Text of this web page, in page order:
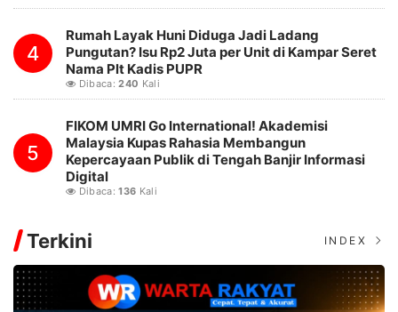
4
Rumah Layak Huni Diduga Jadi Ladang
Pungutan? Isu Rp2 Juta per Unit di Kampar Seret
Nama Plt Kadis PUPR
Dibaca:240 Kali
5
FIKOM UMRI Go International! Akademisi
Malaysia Kupas Rahasia Membangun
Kepercayaan Publik di Tengah Banjir Informasi
Digital
Dibaca:136 Kali
Terkini INDEX